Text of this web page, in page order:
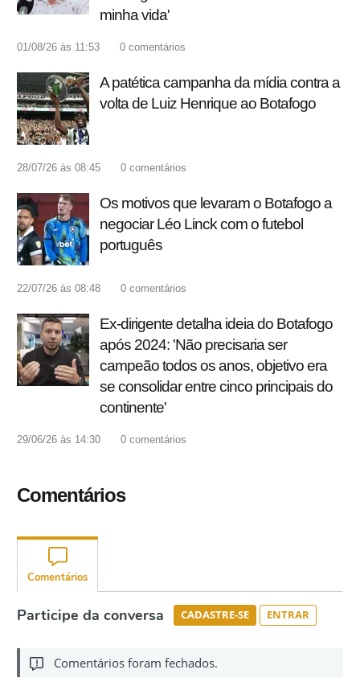
minha vida'
01/08/26 às 11:53 0 comentários
A patética campanha da mídia contra a
volta de Luiz Henrique ao Botafogo
28/07/26 às 08:45 0 comentários
Os motivos que levaram o Botafogo a
negociar Léo Linck com o futebol
português
22/07/26 às 08:48 0 comentários
Ex-dirigente detalha ideia do Botafogo
após 2024: 'Não precisaria ser
campeão todos os anos, objetivo era
se consolidar entre cinco principais do
continente'
29/06/26 às 14:30 0 comentários
Comentários